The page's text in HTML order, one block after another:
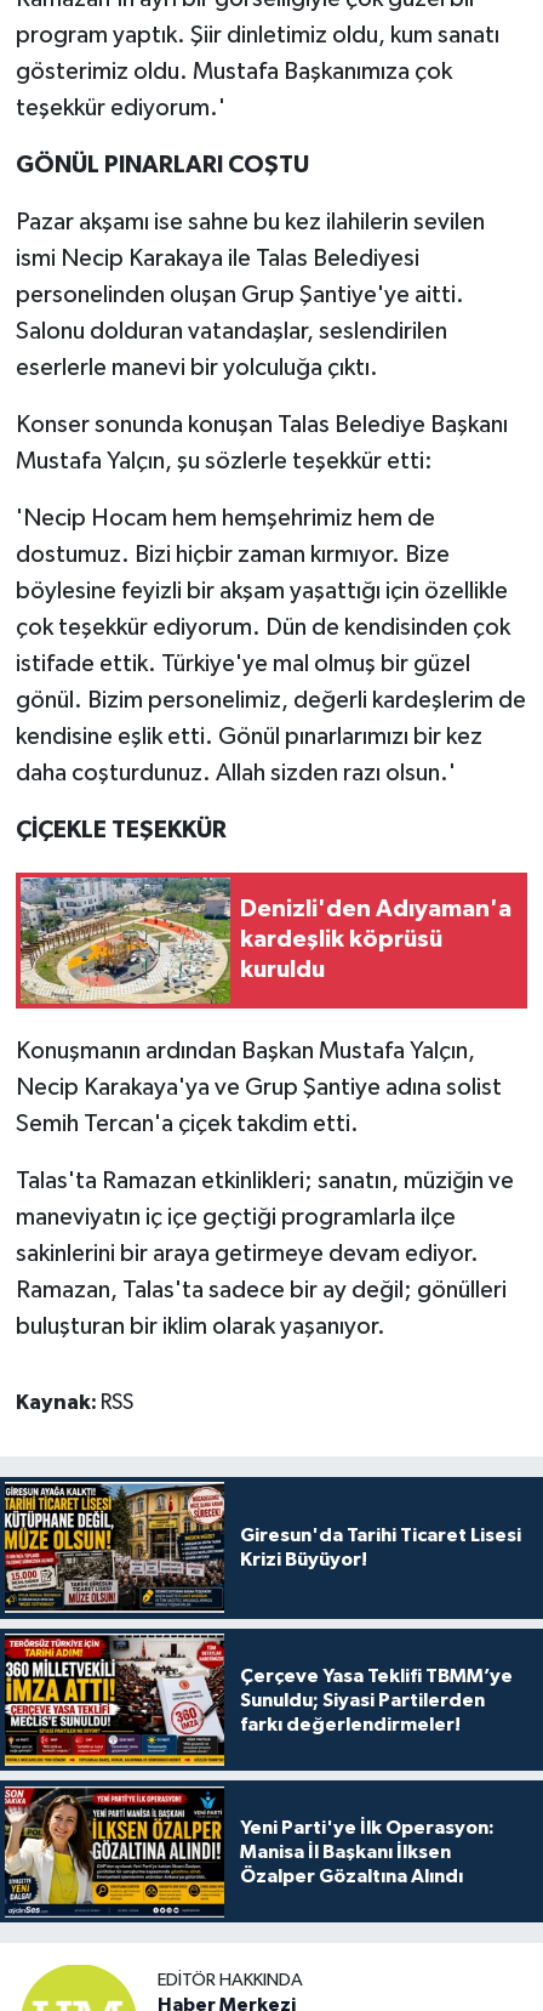
program yaptık. Şiir dinletimiz oldu, kum sanatı
gösterimiz oldu. Mustafa Başkanımıza çok
teşekkür ediyorum.'
GÖNÜL PINARLARI COŞTU
Pazar akşamı ise sahne bu kez ilahilerin sevilen
ismi Necip Karakaya ile Talas Belediyesi
personelinden oluşan Grup Şantiye'ye aitti.
Salonu dolduran vatandaşlar, seslendirilen
eserlerle manevi bir yolculuğa çıktı.
Konser sonunda konuşan Talas Belediye Başkanı
Mustafa Yalçın, şu sözlerle teşekkür etti:
'Necip Hocam hem hemşehrimiz hem de
dostumuz. Bizi hiçbir zaman kırmıyor. Bize
böylesine feyizli bir akşam yaşattığı için özellikle
çok teşekkür ediyorum. Dün de kendisinden çok
istifade ettik. Türkiye'ye mal olmuş bir güzel
gönül. Bizim personelimiz, değerli kardeşlerim de
kendisine eşlik etti. Gönül pınarlarımızı bir kez
daha coşturdunuz. Allah sizden razı olsun.'
ÇİÇEKLE TEŞEKKÜR
Denizli'den Adıyaman'a
kardeşlik köprüsü
kuruldu
Konuşmanın ardından Başkan Mustafa Yalçın,
Necip Karakaya'ya ve Grup Şantiye adına solist
Semih Tercan'a çiçek takdim etti.
Talas'ta Ramazan etkinlikleri; sanatın, müziğin ve
maneviyatın iç içe geçtiği programlarla ilçe
sakinlerini bir araya getirmeye devam ediyor.
Ramazan, Talas'ta sadece bir ay değil; gönülleri
buluşturan bir iklim olarak yaşanıyor.
Kaynak: RSS
Giresun'da Tarihi Ticaret Lisesi
Krizi Büyüyor!
Çerçeve Yasa Teklifi TBMM’ye
Sunuldu; Siyasi Partilerden
farkı değerlendirmeler!
Yeni Parti'ye İlk Operasyon:
Manisa İl Başkanı İlksen
Özalper Gözaltına Alındı
EDITÖR HAKKINDA
Haber Merkezi